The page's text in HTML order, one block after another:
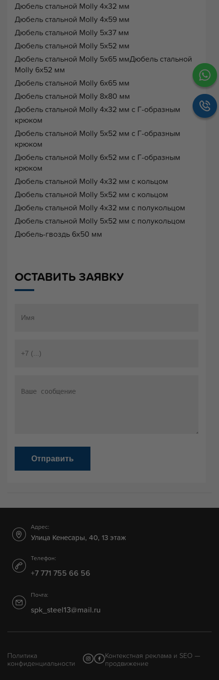
Дюбель стальной Molly 4х32 мм
Дюбель стальной Molly 4х59 мм
Дюбель стальной Molly 5х37 мм
Дюбель стальной Molly 5х52 мм
Дюбель стальной Molly 5х65 ммДюбель стальной
Molly 6х52 мм
Дюбель стальной Molly 6х65 мм
Дюбель стальной Molly 8х80 мм
Дюбель стальной Molly 4х32 мм с Г-образным
крюком
Дюбель стальной Molly 5х52 мм с Г-образным
крюком
Дюбель стальной Molly 6х52 мм с Г-образным
крюком
Дюбель стальной Molly 4х32 мм с кольцом
Дюбель стальной Molly 5х52 мм с кольцом
Дюбель стальной Molly 4х32 мм с полукольцом
Дюбель стальной Molly 5х52 мм с полукольцом
Дюбель-гвоздь 6х50 мм
ОСТАВИТЬ ЗАЯВКУ
Отправить
Адрес:
Улица Кенесары, 40, 13 этаж
Телефон:
+7 771 755 66 56
Почта:
spk_steel13@mail.ru
Политика
конфиденциальности
Контекстная реклама и SEO —
продвижение